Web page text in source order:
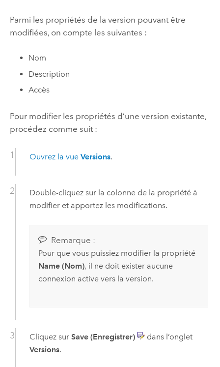
Parmi les propriétés de la version pouvant être
modifiées, on compte les suivantes :
Nom
Description
Accès
Pour modifier les propriétés d’une version existante,
procédez comme suit :
Ouvrez la vue Versions.
Double-cliquez sur la colonne de la propriété à
modifier et apportez les modifications.
Remarque :
Pour que vous puissiez modifier la propriété
Name (Nom), il ne doit exister aucune
connexion active vers la version.
Cliquez sur Save (Enregistrer)
dans l’onglet
Versions.